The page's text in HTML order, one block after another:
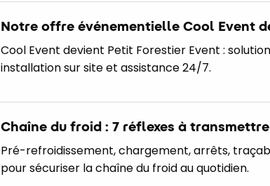
Notre offre événementielle Cool Event
Cool Event devient Petit Forestier Event :
installation sur site et assistance 24/7.
Chaîne du froid : 7 réflexes à
Pré-refroidissement, chargement, arrêts,
pour sécuriser la chaîne du froid au quotidien.